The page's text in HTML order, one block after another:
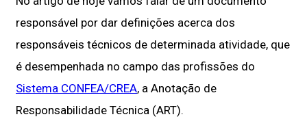
responsável por dar definições acerca dos
responsáveis técnicos de determinada atividade, que
é desempenhada no campo das profissões do
Sistema CONFEA/CREA, a Anotação de
Responsabilidade Técnica (ART).